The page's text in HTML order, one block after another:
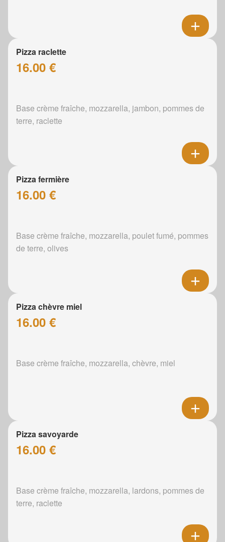
Pizza raclette
16.00 €
Base crème fraîche, mozzarella, jambon, pommes de
terre, raclette
Pizza fermière
16.00 €
Base crème fraîche, mozzarella, poulet fumé, pommes
de terre, olives
Pizza chèvre miel
16.00 €
Base crème fraîche, mozzarella, chèvre, miel
Pizza savoyarde
16.00 €
Base crème fraîche, mozzarella, lardons, pommes de
terre, raclette